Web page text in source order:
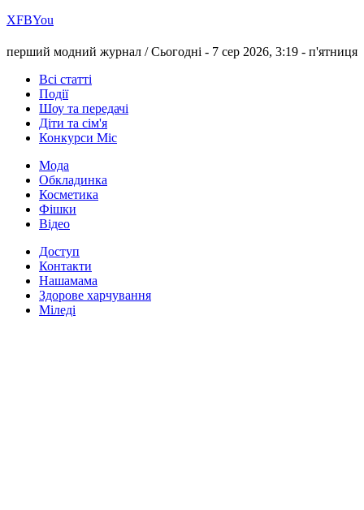
ХFBYou
перший модний журнал /Сьогодні - 7 сер 2026, 3:19 - п'ятниця
Всі статті
Події
Шоу та передачі
Діти та сім'я
Конкурси Міс
Мода
Обкладинка
Косметика
Фішки
Відео
Доступ
Контакти
Нашамама
Здорове харчування
Міледі